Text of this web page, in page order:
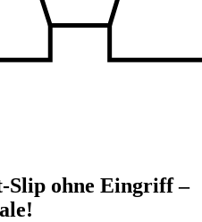
ohne Eingriff –